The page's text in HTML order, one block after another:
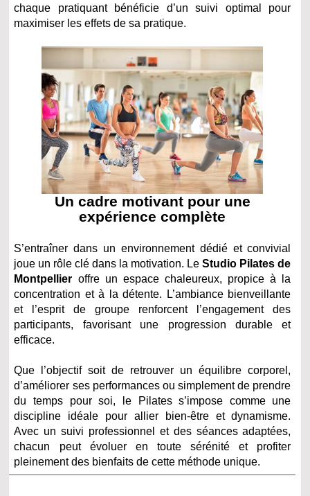
chaque pratiquant bénéficie d’un suivi optimal pour
maximiser les effets de sa pratique.
Un cadre motivant pour une
expérience complète
S’entraîner dans un environnement dédié et convivial
joue un rôle clé dans la motivation. LeStudio Pilates de
Montpellier offre un espace chaleureux, propice à la
concentration et à la détente. L’ambiance bienveillante
et l’esprit de groupe renforcent l’engagement des
participants, favorisant une progression durable et
efficace.
Que l’objectif soit de retrouver un équilibre corporel,
d’améliorer ses performances ou simplement de prendre
du temps pour soi, le Pilates s’impose comme une
discipline idéale pour allier bien-être et dynamisme.
Avec un suivi professionnel et des séances adaptées,
chacun peut évoluer en toute sérénité et profiter
pleinement des bienfaits de cette méthode unique.